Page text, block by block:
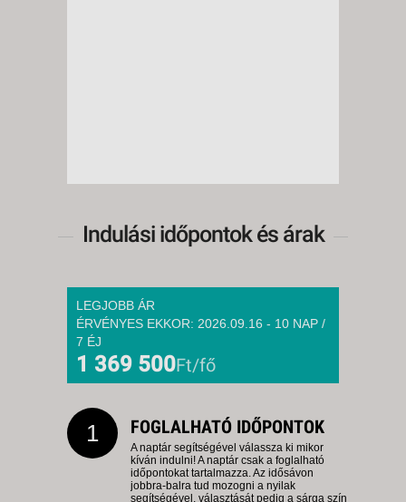
Indulási időpontok és árak
LEGJOBB ÁR
ÉRVÉNYES EKKOR: 2026.09.16 - 10 NAP /
7 ÉJ
1 369 500Ft/fő
1 FOGLALHATÓ IDŐPONTOK
A naptár segítségével válassza ki mikor
kíván indulni! A naptár csak a foglalható
időpontokat tartalmazza. Az idősávon
jobbra-balra tud mozogni a nyilak
segítségével, választását pedig a sárga szín